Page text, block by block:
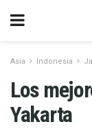
Asia Indonesia
Los
Yakarta